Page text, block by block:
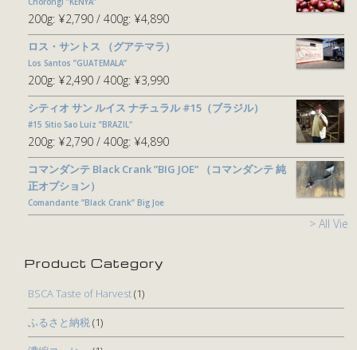
200g: ¥2,790 400g: ¥4,890
ロス・サントス （グアテマラ）
Los Santos ”GUATEMALA”
200g: ¥2,490 400g: ¥3,990
シティオ サン ルイス ナチュラル #15（ブラジル）
#15 Sitio Sao Luiz ”BRAZIL"
200g: ¥2,790 400g: ¥4,890
コマンダンテ Black Crank ”BIG JOE” （コマンダンテ 純
正オプション）
Comandante ”Black Crank” Big Joe
> All View
Product Category
BSCA Taste of Harvest(1)
ふるさと納税(1)